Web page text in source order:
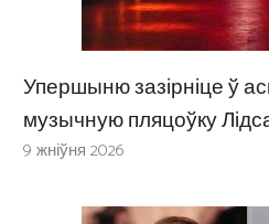
Упершыню зазірніце ў
музычную пляцоўку
9 жніўня 2026